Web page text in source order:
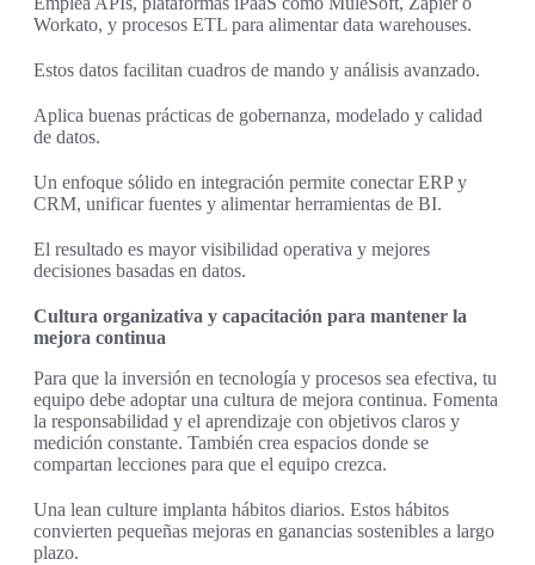
Workato, y procesos ETL para alimentar data warehouses.
Estos datos facilitan cuadros de mando y análisis avanzado.
Aplica buenas prácticas de gobernanza, modelado y calidad
de datos.
Un enfoque sólido en integración permite conectar ERP y
CRM, unificar fuentes y alimentar herramientas de BI.
El resultado es mayor visibilidad operativa y mejores
decisiones basadas en datos.
Cultura organizativa y capacitación para mantener la
mejora continua
Para que la inversión en tecnología y procesos sea efectiva, tu
equipo debe adoptar una cultura de mejora continua. Fomenta
la responsabilidad y el aprendizaje con objetivos claros y
medición constante. También crea espacios donde se
compartan lecciones para que el equipo crezca.
Una lean culture implanta hábitos diarios. Estos hábitos
convierten pequeñas mejoras en ganancias sostenibles a largo
plazo.